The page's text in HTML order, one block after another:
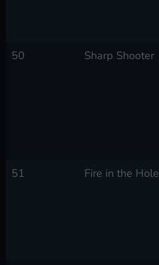
50
Sharp Shooter
51
Fire in the Hole